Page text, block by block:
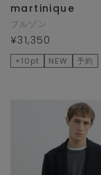
martinique
ブルゾン
¥31,350
×10pt NEW 予約